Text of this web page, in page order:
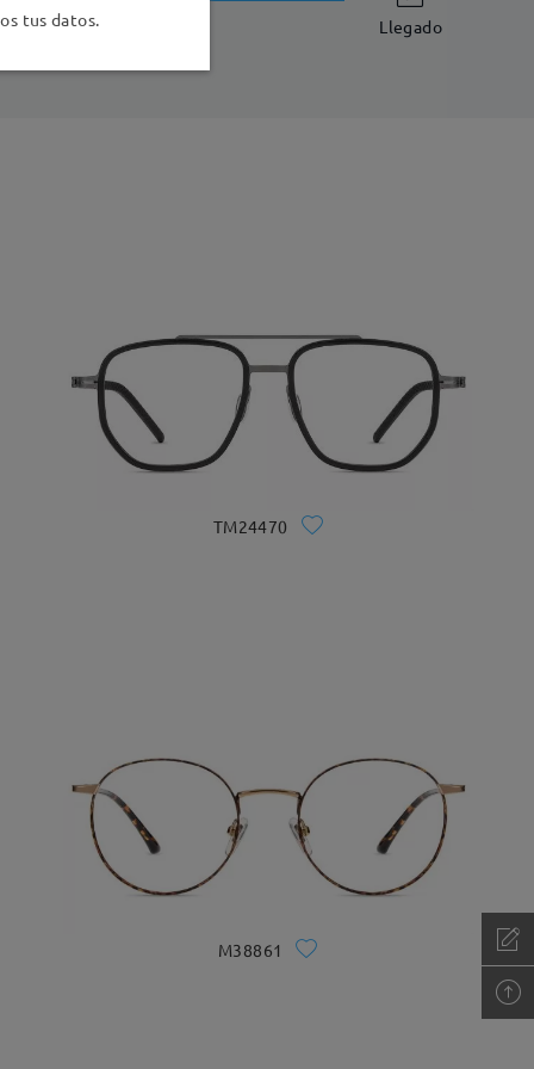
7 días laborales Llegado
TM24470
M38861
tus datos.